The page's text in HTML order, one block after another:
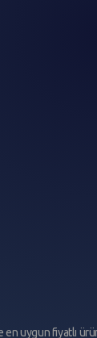
uygun fiyatlı